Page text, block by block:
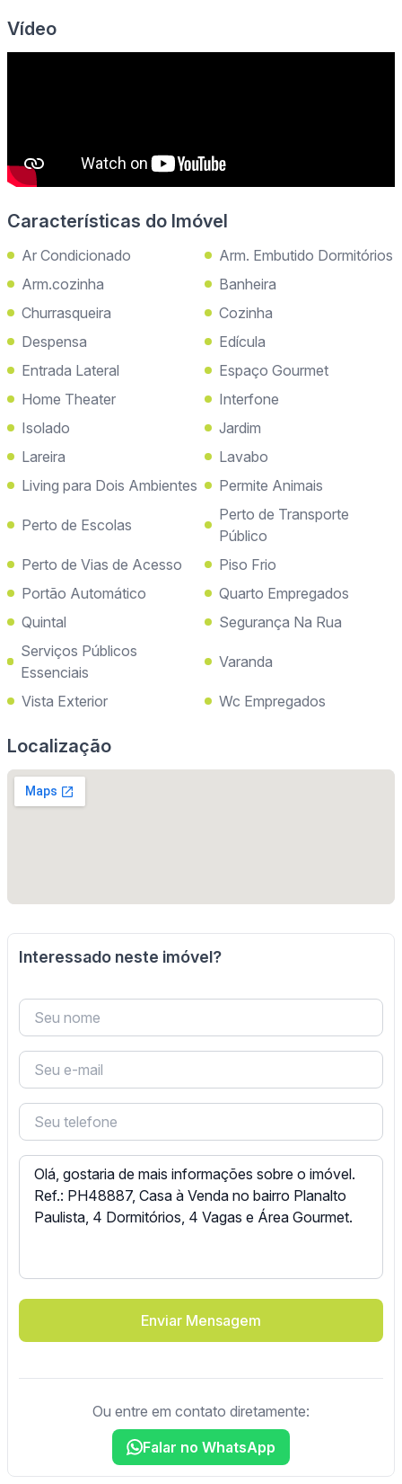
Vídeo
Características do Imóvel
Ar Condicionado
Arm. Embutido Dormitórios
Arm.cozinha
Banheira
Churrasqueira
Cozinha
Despensa
Edícula
Entrada Lateral
Espaço Gourmet
Home Theater
Interfone
Isolado
Jardim
Lareira
Lavabo
Living para Dois Ambientes
Permite Animais
Perto de Escolas
Perto de Transporte
Público
Perto de Vias de Acesso
Piso Frio
Portão Automático
Quarto Empregados
Quintal
Segurança Na Rua
Serviços Públicos
Essenciais
Varanda
Vista Exterior Wc Empregados
Localização
Interessado neste imóvel?
Enviar Mensagem
Ou entre em contato diretamente:
Falar no WhatsApp